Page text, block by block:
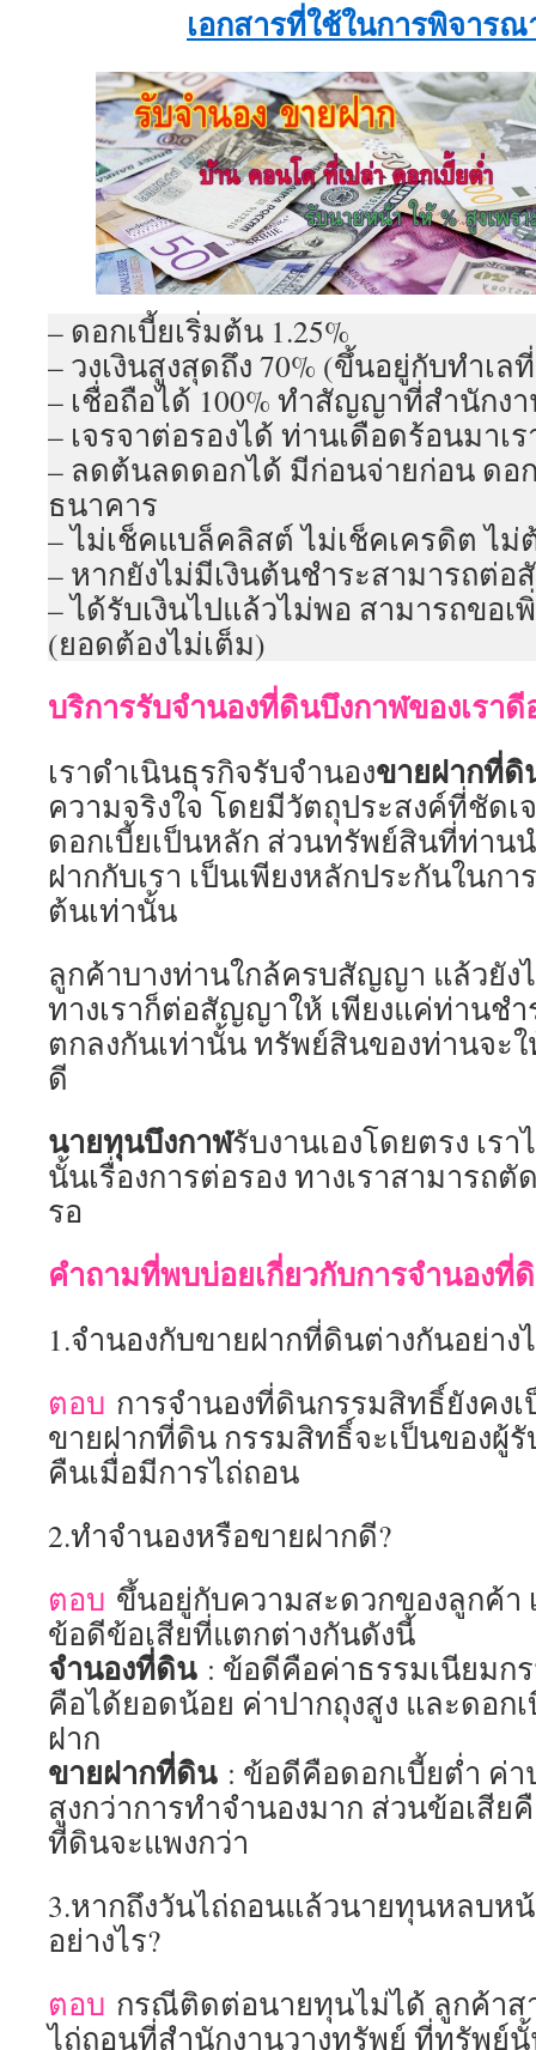
เอกสารที่ใช้ในการพิจาร
– ดอกเบี้ยเริ่มต้น 1.25%
– วงเงินสูงสุดถึง 70% (ขึ้นอยู่กับทำเล
– เชื่อถือได้ 100% ทำสัญญาที่สำนักง
– เจรจาต่อรองได้ ท่านเดือดร้อนมาเ
– ลดต้นลดดอกได้ มีก่อนจ่ายก่อน ดอ
ธนาคาร
– ไม่เช็คแบล็คลิสต์ ไม่เช็คเครดิต ไม่
– หากยังไม่มีเงินต้นชำระสามารถต่
– ได้รับเงินไปแล้วไม่พอ สามารถขอเ
(ยอดต้องไม่เต็ม)
บริการรับจำนองที่ดินบึงกาฬของเราดี
เราดำเนินธุรกิจรับจำนองขายฝากที่ดิ
ความจริงใจ โดยมีวัตถุประสงค์ที่ชัดเ
ดอกเบี้ยเป็นหลัก ส่วนทรัพย์สินที่ท่าน
ฝากกับเรา เป็นเพียงหลักประกันในกา
ต้นเท่านั้น
ลูกค้าบางท่านใกล้ครบสัญญา แล้วยัง
ทางเราก็ต่อสัญญาให้ เพียงแค่ท่านชำ
ตกลงกันเท่านั้น ทรัพย์สินของท่านจะ
ดี
นายทุนบึงกาฬรับงานเองโดยตรง เร
นั้นเรื่องการต่อรอง ทางเราสามารถ
รอ
คำถามที่พบบ่อยเกี่ยวกับการจำนองที่
1.จำนองกับขายฝากที่ดินต่างกันอย่าง
ตอบ การจำนองที่ดินกรรมสิทธิ์ยังคง
ขายฝากที่ดิน กรรมสิทธิ์จะเป็นของผู้
คืนเมื่อมีการไถ่ถอน
2.ทำจำนองหรือขายฝากดี?
ตอบ ขึ้นอยู่กับความสะดวกของลูกค้า
ข้อดีข้อเสียที่แตกต่างกันดังนี้
จำนองที่ดิน: ข้อดีคือค่าธรรมเนียมก
คือได้ยอดน้อย ค่าปากถุงสูง และดอก
ฝาก
ขายฝากที่ดิน: ข้อดีคือดอกเบี้ยต่ำ ค่า
สูงกว่าการทำจำนองมาก ส่วนข้อเสีย
ที่ดินจะแพงกว่า
3.หากถึงวันไถ่ถอนแล้วนายทุนหลบห
อย่างไร?
ตอบ กรณีติดต่อนายทุนไม่ได้ ลูกค้าส
ไถ่ถอนที่สำนักงานวางทรัพย์ ที่ทรัพย์